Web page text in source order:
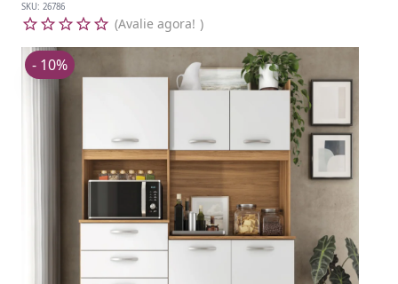
SKU: 26786
Avalie agora!
- 10%